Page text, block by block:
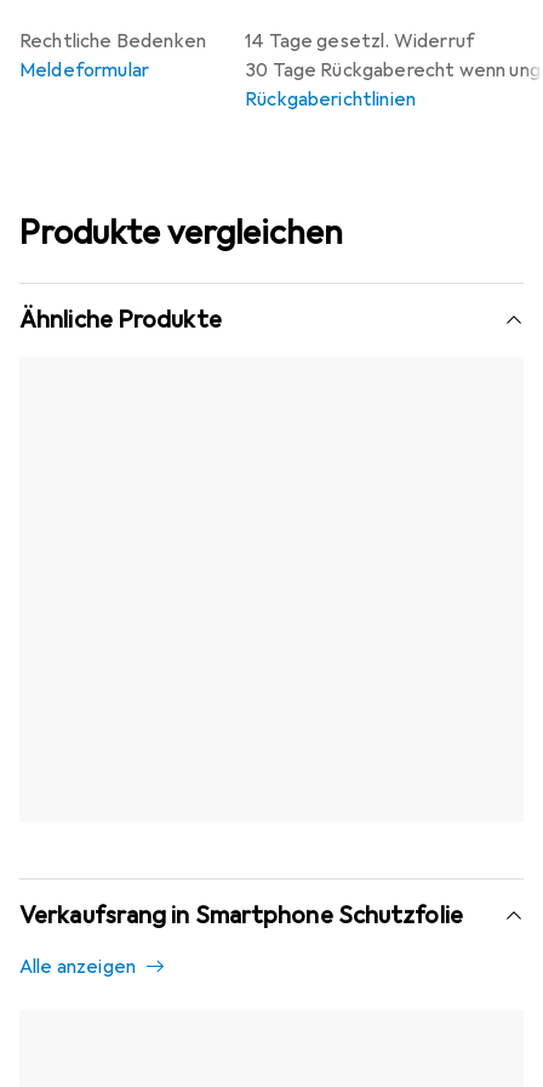
14 Tage gesetzl. Widerruf
30 Tage Rückgaberecht wenn
Rückgaberichtlinien
Rechtliche Bedenken
Meldeformular
Produkte vergleichen
Ähnliche Produkte
Verkaufsrang in Smartphone Schutzfolie
Alle anzeigen